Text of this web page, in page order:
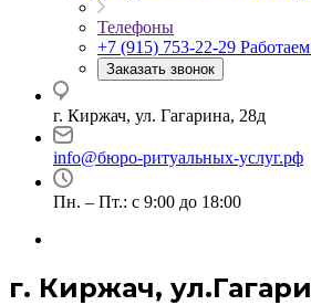
Телефоны
+7 (915) 753-22-29
Заказать звонок
г. Киржач, ул. Гагарина, 28д
info@бюро-ритуальных-услуг.рф
Пн. – Пт.: с 9:00 до 18:00
г. Киржач,